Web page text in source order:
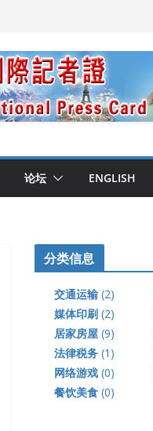
论坛 ENGLISH
分类信息
交通运输 (2)
媒体印刷 (2)
居家房屋 (9)
法律税务 (1)
网络游戏 (0)
餐饮美食 (0)